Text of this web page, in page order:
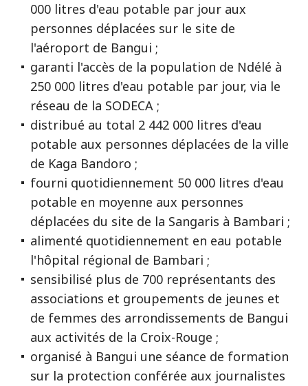
000 litres d'eau potable par jour aux
personnes déplacées sur le site de
l'aéroport de Bangui ;
garanti l'accès de la population de Ndélé à
250 000 litres d'eau potable par jour, via le
réseau de la SODECA ;
distribué au total 2 442 000 litres d'eau
potable aux personnes déplacées de la ville
de Kaga Bandoro ;
fourni quotidiennement 50 000 litres d'eau
potable en moyenne aux personnes
déplacées du site de la Sangaris à Bambari ;
alimenté quotidiennement en eau potable
l'hôpital régional de Bambari ;
sensibilisé plus de 700 représentants des
associations et groupements de jeunes et
de femmes des arrondissements de Bangui
aux activités de la Croix-Rouge ;
organisé à Bangui une séance de formation
sur la protection conférée aux journalistes